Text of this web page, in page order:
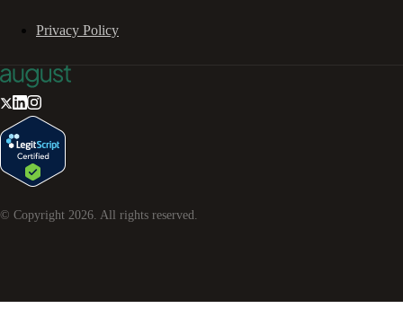
Privacy Policy
© Copyright 2026. All rights reserved.